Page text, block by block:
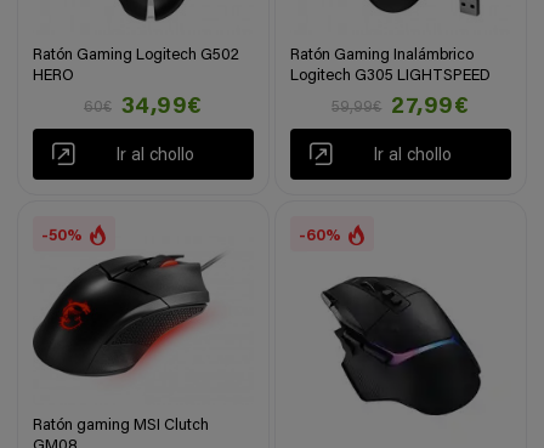
Ratón Gaming Logitech G502
HERO
60€
34,99€
Ir al chollo
Ratón Gaming Inalámbrico
Logitech G305 LIGHTSPEED
59,99€
27,99€
Ir al chollo
-50%
Ratón gaming MSI Clutch
-60%